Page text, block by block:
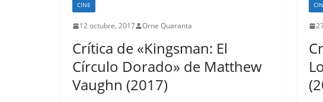
CINE
12 octubre, 2017 Orne Quaranta
Crítica de «Kingsman: El
Círculo Dorado» de Matthew
Vaughn (2017)